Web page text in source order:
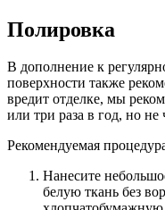
Полировка
В дополнение к
поверхности также
вредит отделке, мы
или три раза в год, но не
Рекомендуемая
Нанесите
белую ткань без